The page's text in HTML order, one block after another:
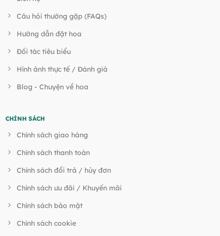
Câu hỏi thường gặp (FAQs)
Hướng dẫn đặt hoa
Đối tác tiêu biểu
Hình ảnh thực tế / Đánh giá
Blog - Chuyện về hoa
CHÍNH SÁCH
Chính sách giao hàng
Chính sách thanh toán
Chính sách đổi trả / hủy đơn
Chính sách ưu đãi / Khuyến mãi
Chính sách bảo mật
Chính sách cookie